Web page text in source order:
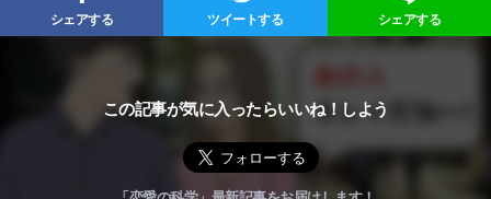
シェアする ツイートする シェアする
この記事が気に入ったらいいね！しよう